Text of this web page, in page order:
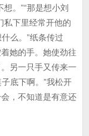
。”“那是想小刘
私下里经常开他的
么。”纸条传过
她的手。她使劲往
另一只手又传来一
底下啊。”我松开
，不知道是有意还